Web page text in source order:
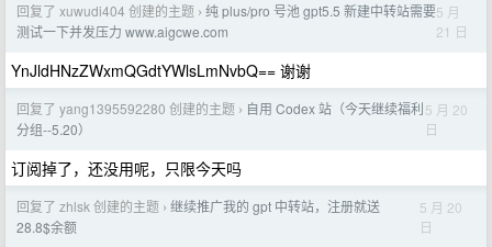
回复了 xuwudi404 创建的主题 › 纯 plus/pro 号池 gpt5.5 新建中转站需要
测试一下并发压力 www.aigcwe.com
5 月
21 日
YnJldHNzZWxmQGdtYWlsLmNvbQ== 谢谢
回复了 yang1395592280 创建的主题 › 自用 Codex 站（今天继续福利
分组--5.20）
5 月 20
日
订阅掉了，还没用呢，只限今天吗
回复了 zhlsk 创建的主题 › 继续推广我的 gpt 中转站，注册就送
28.8$余额
5 月 20
日